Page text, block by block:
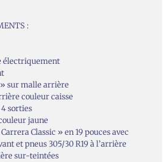
:
électriquement
sur malle arrière
couleur caisse
sorties
jaune
Classic » en 19 pouces avec
et pneus 305/30 R19 à l’arrière
sur-teintées